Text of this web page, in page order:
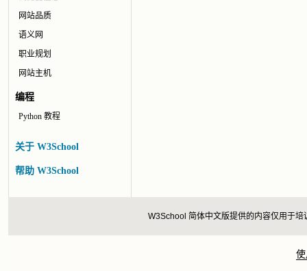
网站品质
语义网
职业规划
网站主机
编程
Python 教程
关于 W3School
帮助 W3School
W3School 简体中文版提供的内容仅用于